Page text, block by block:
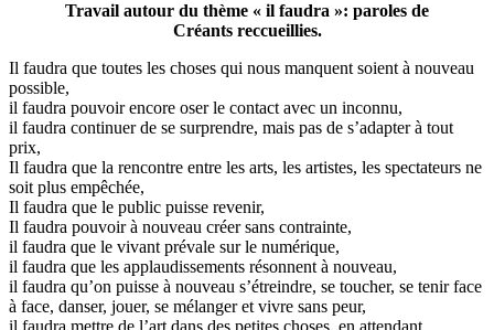
Travail autour du thème « il faudra »: paroles de
Créants reccueillies.
Il faudra que toutes les choses qui nous manquent soient à nouveau
possible,
il faudra pouvoir encore oser le contact avec un inconnu,
il faudra continuer de se surprendre, mais pas de s’adapter à tout
prix,
Il faudra que la rencontre entre les arts, les artistes, les spectateurs ne
soit plus empêchée,
Il faudra que le public puisse revenir,
Il faudra pouvoir à nouveau créer sans contrainte,
il faudra que le vivant prévale sur le numérique,
il faudra que les applaudissements résonnent à nouveau,
il faudra qu’on puisse à nouveau s’étreindre, se toucher, se tenir face
à face, danser, jouer, se mélanger et vivre sans peur,